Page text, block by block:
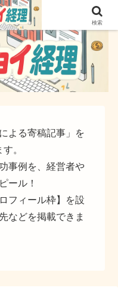
るサイト
よる寄稿記事」を
。
事例を、経営者や
ール！
フィール枠】を設
などを掲載できま
検索